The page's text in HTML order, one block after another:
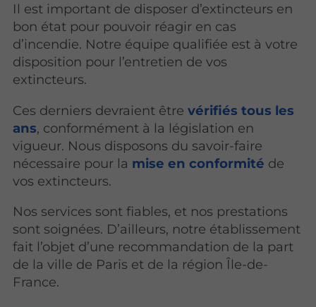
Il est important de disposer d’extincteurs en
bon état pour pouvoir réagir en cas
d’incendie. Notre équipe qualifiée est à votre
disposition pour l’entretien de vos
extincteurs.
Ces derniers devraient êtrevérifiés tous les
ans, conformément à la législation en
vigueur. Nous disposons du savoir-faire
nécessaire pour la mise en conformité de
vos extincteurs.
Nos services sont fiables, et nos prestations
sont soignées. D’ailleurs, notre établissement
fait l’objet d’une recommandation de la part
de la ville de Paris et de la région Île-de-
France.